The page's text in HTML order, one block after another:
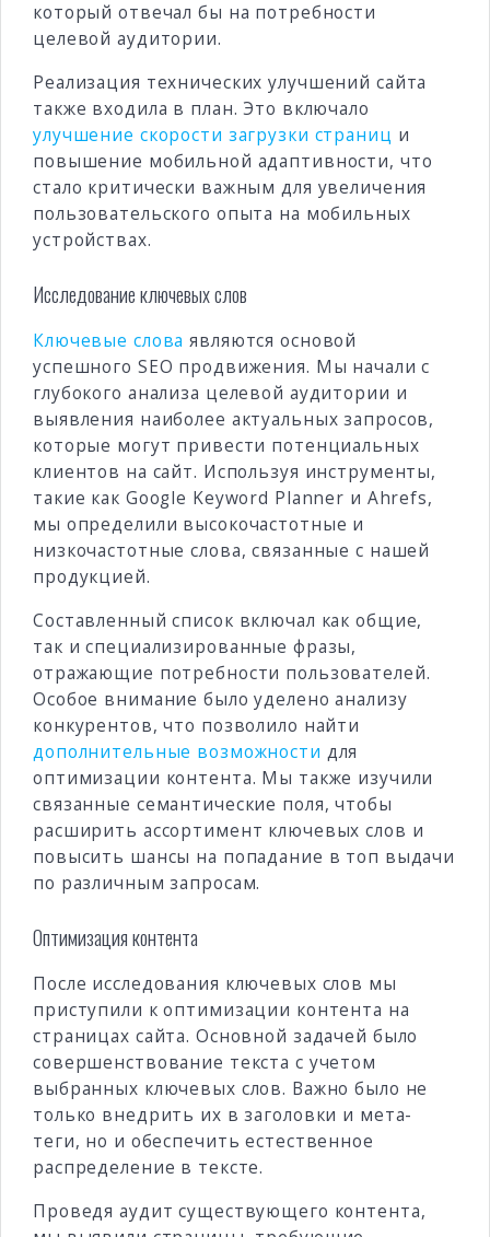
который отвечал бы на потребности
целевой аудитории.
Реализация технических улучшений сайта
также входила в план. Это включало
улучшение скорости загрузки страниц и
повышение мобильной адаптивности, что
стало критически важным для увеличения
пользовательского опыта на мобильных
устройствах.
Исследование ключевых слов
Ключевые слова являются основой
успешного SEO продвижения. Мы начали с
глубокого анализа целевой аудитории и
выявления наиболее актуальных запросов,
которые могут привести потенциальных
клиентов на сайт. Используя инструменты,
такие как Google Keyword Planner и Ahrefs,
мы определили высокочастотные и
низкочастотные слова, связанные с нашей
продукцией.
Составленный список включал как общие,
так и специализированные фразы,
отражающие потребности пользователей.
Особое внимание было уделено анализу
конкурентов, что позволило найти
дополнительные возможности для
оптимизации контента. Мы также изучили
связанные семантические поля, чтобы
расширить ассортимент ключевых слов и
повысить шансы на попадание в топ выдачи
по различным запросам.
Оптимизация контента
После исследования ключевых слов мы
приступили к оптимизации контента на
страницах сайта. Основной задачей было
совершенствование текста с учетом
выбранных ключевых слов. Важно было не
только внедрить их в заголовки и мета-
теги, но и обеспечить естественное
распределение в тексте.
Проведя аудит существующего контента,